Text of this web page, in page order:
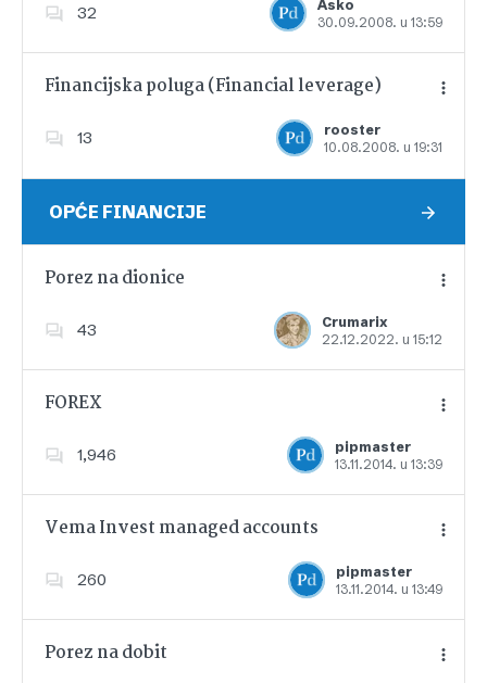
32
Asko
30.09.2008. u 13:59
Dodajte u favorite
Financijska poluga (Financial leverage)
13
rooster
10.08.2008. u 19:31
Dodajte u favorite
OPĆE FINANCIJE
Porez na dionice
43
Crumarix
22.12.2022. u 15:12
Dodajte u favorite
FOREX
1,946
pipmaster
13.11.2014. u 13:39
Dodajte u favorite
Vema Invest managed accounts
260
pipmaster
13.11.2014. u 13:49
Dodajte u favorite
Porez na dobit